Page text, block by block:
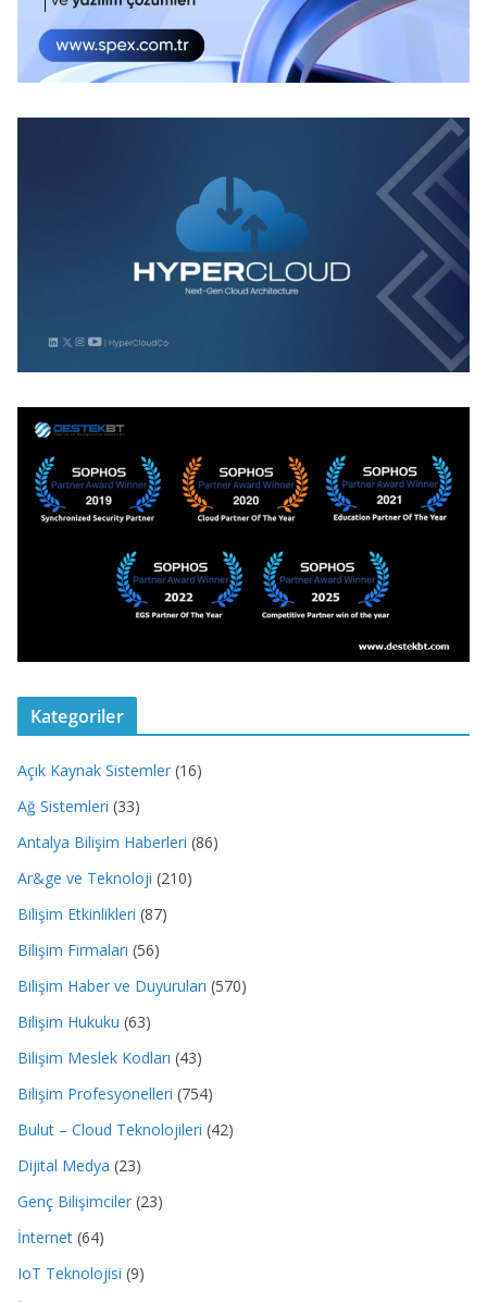
Kategoriler
Açık Kaynak Sistemler (16)
Ağ Sistemleri (33)
Antalya Bilişim Haberleri (86)
Ar&ge ve Teknoloji (210)
Bilişim Etkinlikleri (87)
Bilişim Firmaları (56)
Bilişim Haber ve Duyuruları (570)
Bilişim Hukuku (63)
Bilişim Meslek Kodları (43)
Bilişim Profesyonelleri (754)
Bulut – Cloud Teknolojileri (42)
Dijital Medya (23)
Genç Bilişimciler (23)
İnternet (64)
IoT Teknolojisi (9)